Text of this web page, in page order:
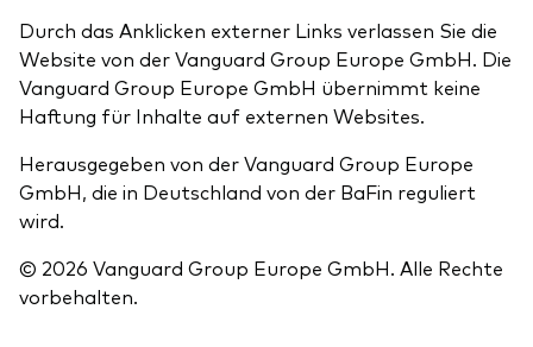
Durch das Anklicken externer Links verlassen Sie die
Website von der Vanguard Group Europe GmbH. Die
Vanguard Group Europe GmbH übernimmt keine
Haftung für Inhalte auf externen Websites.
Herausgegeben von der Vanguard Group Europe
GmbH, die in Deutschland von der BaFin reguliert
wird.
© 2026 Vanguard Group Europe GmbH. Alle Rechte
vorbehalten.